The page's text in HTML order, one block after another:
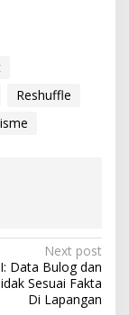
Reshuffle
Next post
Data Bulog dan
Sesuai Fakta
Di Lapangan